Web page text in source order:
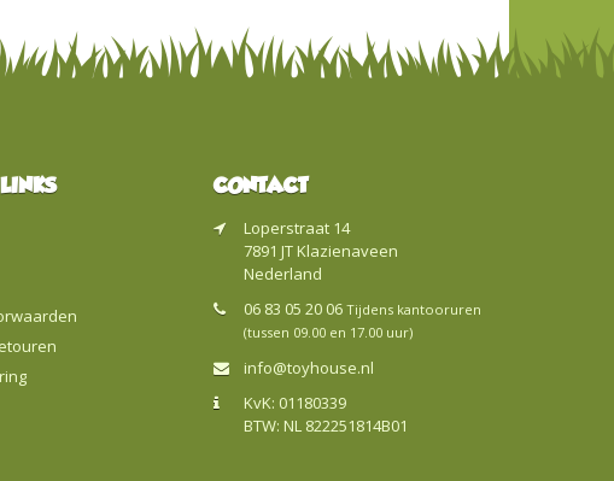
CONTACT
Loperstraat 14
7891 JT Klazienaveen
Nederland
06 83 05 20 06 Tijdens kantooruren
(tussen 09.00 en 17.00 uur)
info@toyhouse.nl
KvK: 01180339
BTW: NL 822251814B01